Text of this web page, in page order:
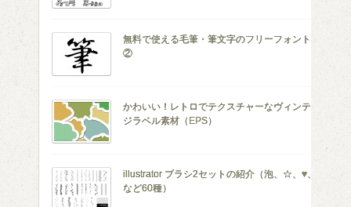
無料で使える毛筆・筆文字のフリーフォント！
②
かわいい！レトロでテクスチャーなヴィンテー
ジラベル素材（EPS）
illustrator ブラシ2セットの紹介（泡、☆、♥、□
など60種）